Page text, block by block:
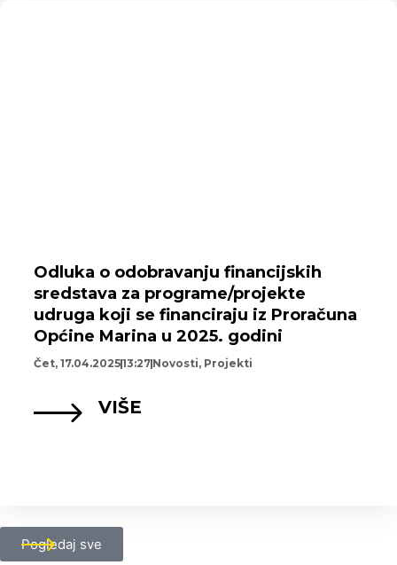
Odluka o odobravanju financijskih
sredstava za programe/projekte
udruga koji se financiraju iz Proračuna
Općine Marina u 2025. godini
Čet, 17.04.202513:27 Novosti, Projekti
VIŠE
Pogledaj sve